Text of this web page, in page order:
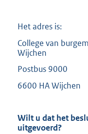
Het adres is:
College van
Wijchen
Postbus 9000
6600 HA Wijchen
Wilt u dat het
uitgevoerd?